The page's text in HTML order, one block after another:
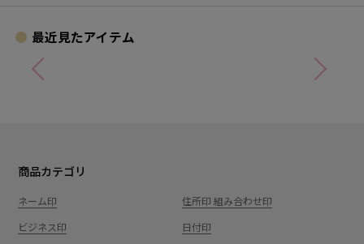
最近見たアイテム
商品カテゴリ
ネーム印
住所印 組み合わせ印
ビジネス印
日付印